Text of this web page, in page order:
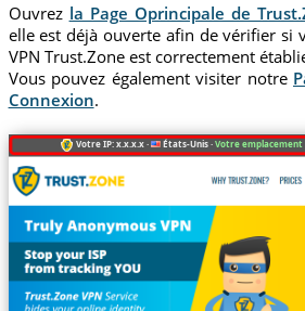
Ouvrez la Page Oprincipale de
elle est déjà ouverte afin de vérifier si
VPN Trust.Zone est correctement
Vous pouvez également visiter notre
Connexion.
Votre IP: x.x.x.x · États-Unis ·Votre emplacement